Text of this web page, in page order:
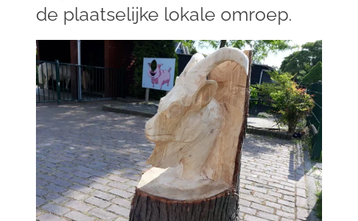
de plaatselijke lokale omroep.